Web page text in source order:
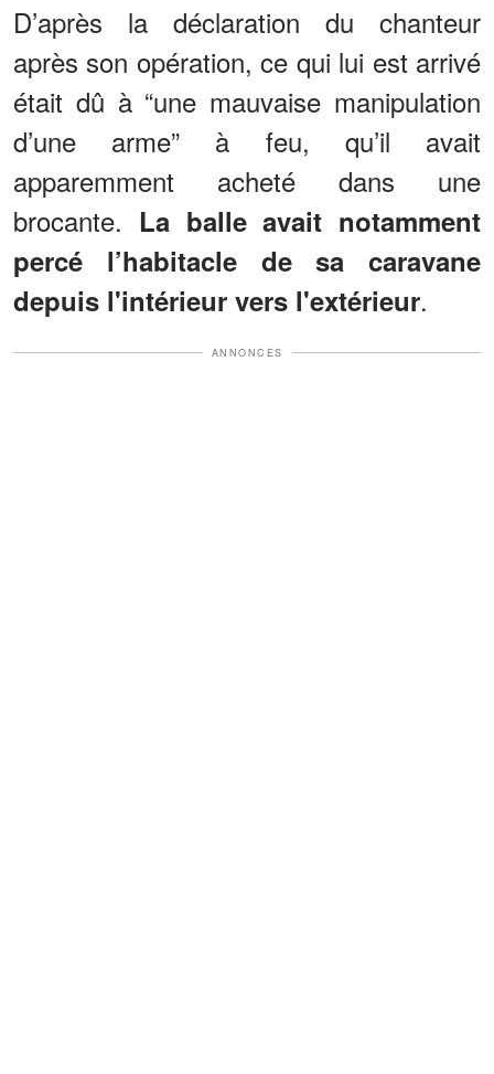
D’après la déclaration du chanteur
après son opération, ce qui lui est arrivé
était dû à “une mauvaise manipulation
d’une arme” à feu, qu’il avait
apparemment acheté dans une
brocante. La balle avait notamment
percé l’habitacle de sa caravane
depuis l'intérieur vers l'extérieur.
ANNONCES